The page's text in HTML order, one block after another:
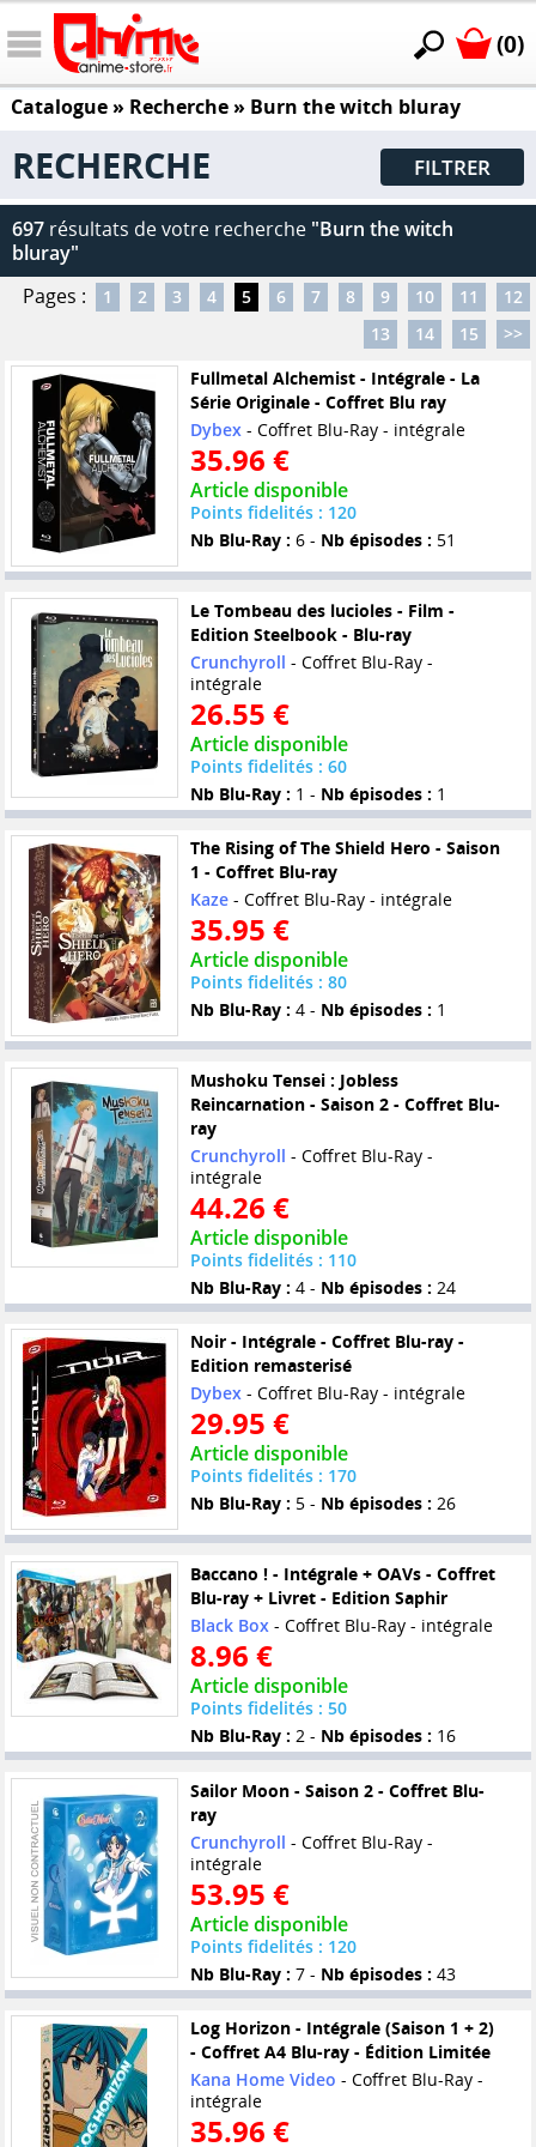
(0)
Catalogue» Recherche » Burn the witch bluray
RECHERCHE FILTRER
697 résultats de votre recherche "Burn the witch
bluray"
Pages :
1 2 3 4 5 6 7 8 9 10 11
12
13
14 15
>>
Fullmetal Alchemist - Intégrale - La
Série Originale - Coffret Blu ray
Dybex- Coffret Blu-Ray - intégrale
35.96 €
Article disponible
Points fidelités : 120
Nb Blu-Ray : 6 - Nb épisodes : 51
Le Tombeau des lucioles - Film -
Edition Steelbook - Blu-ray
Crunchyroll - Coffret Blu-Ray -
intégrale
26.55 €
Article disponible
Points fidelités : 60
Nb Blu-Ray : 1 - Nb épisodes : 1
The Rising of The Shield Hero - Saison
1 - Coffret Blu-ray
Kaze- Coffret Blu-Ray - intégrale
35.95 €
Article disponible
Points fidelités : 80
Nb Blu-Ray : 4 - Nb épisodes : 1
Mushoku Tensei : Jobless
Reincarnation - Saison 2 - Coffret Blu-
ray
Crunchyroll - Coffret Blu-Ray -
intégrale
44.26 €
Article disponible
Points fidelités : 110
Nb Blu-Ray : 4 - Nb épisodes : 24
Noir - Intégrale - Coffret Blu-ray -
Edition remasterisé
Dybex- Coffret Blu-Ray - intégrale
29.95 €
Article disponible
Points fidelités : 170
Nb Blu-Ray : 5 - Nb épisodes : 26
Baccano ! - Intégrale + OAVs - Coffret
Blu-ray + Livret - Edition Saphir
Black Box - Coffret Blu-Ray - intégrale
8.96 €
Article disponible
Points fidelités : 50
Nb Blu-Ray : 2 - Nb épisodes : 16
Sailor Moon - Saison 2 - Coffret Blu-
ray
Crunchyroll - Coffret Blu-Ray -
intégrale
53.95 €
Article disponible
Points fidelités : 120
Nb Blu-Ray : 7 - Nb épisodes : 43
Log Horizon - Intégrale (Saison 1 + 2)
- Coffret A4 Blu-ray - Édition Limitée
Kana Home Video - Coffret Blu-Ray -
intégrale
35.96 €